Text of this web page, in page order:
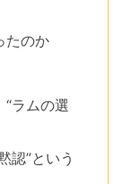
たのか
ラムの選
認”という